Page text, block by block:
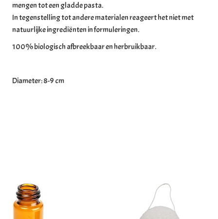
mengen tot een gladde pasta.
In tegenstelling tot andere materialen reageert het niet met
natuurlijke ingrediënten in formuleringen.
100% biologisch afbreekbaar en herbruikbaar.
Diameter: 8-9 cm